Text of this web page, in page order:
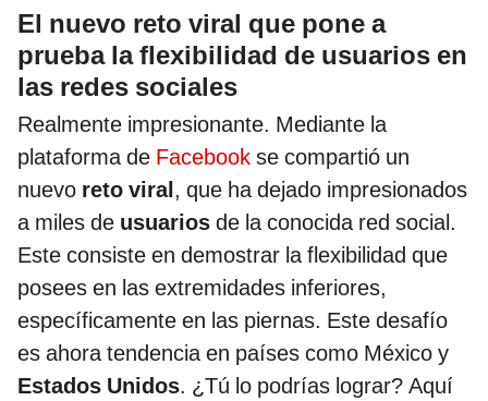
El nuevo reto viral que pone a
prueba la flexibilidad de usuarios en
las redes sociales
Realmente impresionante. Mediante la
plataforma de Facebook se compartió un
nuevo reto viral , que ha dejado impresionados
a miles de usuarios de la conocida red social.
Este consiste en demostrar la flexibilidad que
posees en las extremidades inferiores,
específicamente en las piernas. Este desafío
es ahora tendencia en países como México y
Estados Unidos. ¿Tú lo podrías lograr? Aquí